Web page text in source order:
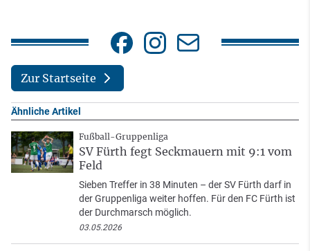
Zur Startseite
Ähnliche Artikel
Fußball-Gruppenliga
SV Fürth fegt Seckmauern mit 9:1 vom
Feld
Sieben Treffer in 38 Minuten – der SV Fürth darf in
der Gruppenliga weiter hoffen. Für den FC Fürth ist
der Durchmarsch möglich.
03.05.2026